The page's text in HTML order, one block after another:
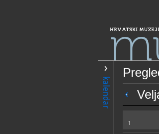
HRVATSKI
kalendar
1
PRETRAŽIVANJE